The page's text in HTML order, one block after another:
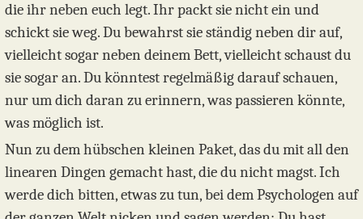
die ihr neben euch legt. Ihr packt sie nicht ein und
schickt sie weg. Du bewahrst sie ständig neben dir auf,
vielleicht sogar neben deinem Bett, vielleicht schaust du
sie sogar an. Du könntest regelmäßig darauf schauen,
nur um dich daran zu erinnern, was passieren könnte,
was möglich ist.
Nun zu dem hübschen kleinen Paket, das du mit all den
linearen Dingen gemacht hast, die du nicht magst. Ich
werde dich bitten, etwas zu tun, bei dem Psychologen auf